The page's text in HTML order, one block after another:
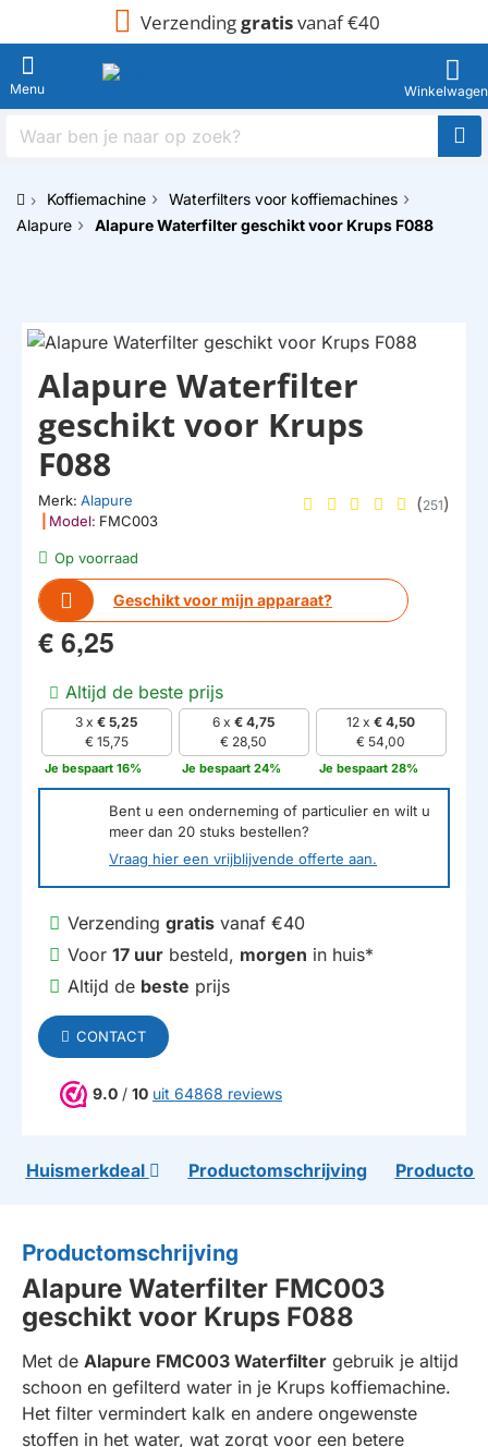
Verzendinggratisvanaf €40
Waar
naar
oph
Koffiemachine
Waterfilters voor koffiemachines
Alapure
Alapure Waterfilter geschikt voor Krups F088
Op voorraad
Geschikt voor mijn apparaat?
Alapure Waterfilter
geschikt voor Krups
F088
Merk: Alapure
Model: FMC003
(251)
€ 6,25
Altijd de beste prijs
3 x€ 5,25
€ 15,75
Je bespaart 16%
6 x€ 4,75
€ 28,50
Je bespaart 24%
12 x€ 4,50
€ 54,00
Je bespaart 28%
Bent u een onderneming of particulier en wilt u
meer dan 20 stuks bestellen?
Vraag hier een vrijblijvende offerte aan.
Verzending gratis vanaf €40
Voor 17 uur besteld, morgen in huis*
Altijd de beste prijs
CONTACT
9.0 / 10 uit 64868 reviews
Huismerkdeal Productomschrijving
Productomschrijving
Alapure Waterfilter FMC003
geschikt voor Krups F088
Met de Alapure FMC003 Waterfilter gebruik je altijd
schoon en gefilterd water in je Krups koffiemachine.
Het filter vermindert kalk en andere ongewenste
stoffen in het water, wat zorgt voor een betere